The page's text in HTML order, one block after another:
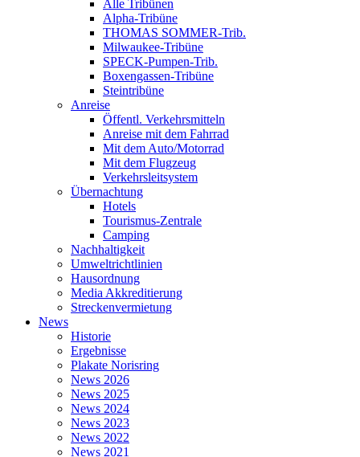
Alle Tribünen
Alpha-Tribüne
THOMAS SOMMER-Trib.
Milwaukee-Tribüne
SPECK-Pumpen-Trib.
Boxengassen-Tribüne
Steintribüne
Anreise
Öffentl. Verkehrsmitteln
Anreise mit dem Fahrrad
Mit dem Auto/Motorrad
Mit dem Flugzeug
Verkehrsleitsystem
Übernachtung
Hotels
Tourismus-Zentrale
Camping
Nachhaltigkeit
Umweltrichtlinien
Hausordnung
Media Akkreditierung
Streckenvermietung
News
Historie
Ergebnisse
Plakate Norisring
News 2026
News 2025
News 2024
News 2023
News 2022
News 2021